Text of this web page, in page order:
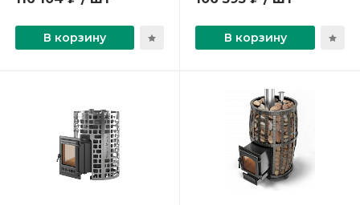
В корзину В корзину